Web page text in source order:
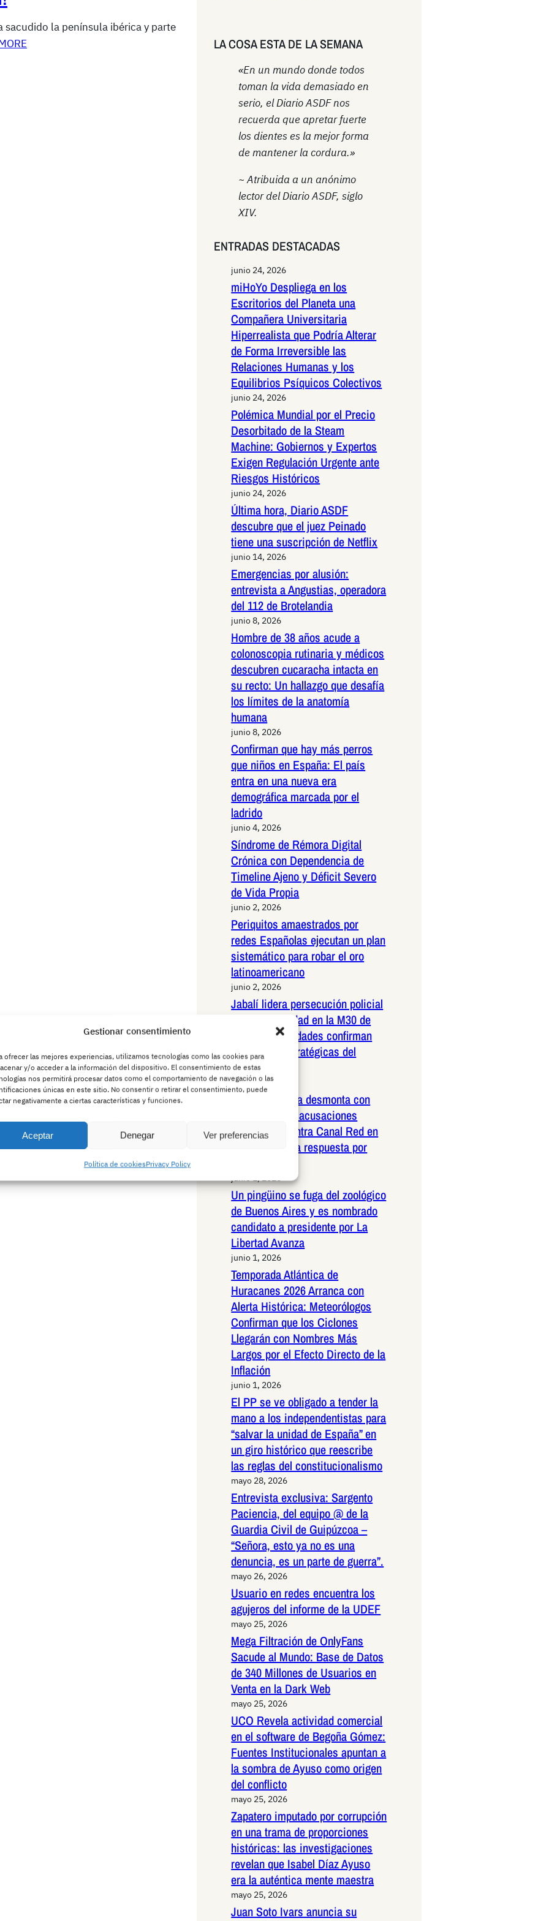
Gestionar consentimiento
ofrecer las mejores experiencias, utilizamos tecnologías como las cookies para
y/o acceder a la información del dispositivo. El consentimiento de estas
nos permitirá procesar datos como el comportamiento de navegación o las
únicas en este sitio. No consentir o retirar el consentimiento, puede
negativamente a ciertas características y funciones.
Aceptar Denegar Ver preferencias
Política de cookiesPrivacy Policy
sacudido la península ibérica y parte
LA COSA ESTA DE LA SEMANA
«En un mundo donde todos
toman la vida demasiado en
serio, el Diario ASDF nos
recuerda que apretar fuerte
los dientes es la mejor forma
de mantener la cordura.»
~ Atribuida a un anónimo
lector del Diario ASDF, siglo
XIV.
ENTRADAS DESTACADAS
junio 24, 2026
miHoYo Despliega en los
Escritorios del Planeta una
Compañera Universitaria
Hiperrealista que Podría Alterar
de Forma Irreversible las
Relaciones Humanas y los
Equilibrios Psíquicos Colectivos
junio 24, 2026
Polémica Mundial por el Precio
Desorbitado de la Steam
Machine: Gobiernos y Expertos
Exigen Regulación Urgente ante
Riesgos Históricos
junio 24, 2026
Última hora, Diario ASDF
descubre que el juez Peinado
tiene una suscripción de Netflix
junio 14, 2026
Emergencias por alusión:
entrevista a Angustias, operadora
del 112 de Brotelandia
junio 8, 2026
Hombre de 38 años acude a
colonoscopia rutinaria y médicos
descubren cucaracha intacta en
su recto: Un hallazgo que desafía
los límites de la anatomía
humana
junio 8, 2026
Confirman que hay más perros
que niños en España: El país
entra en una nueva era
demográfica marcada por el
ladrido
junio 4, 2026
Síndrome de Rémora Digital
Crónica con Dependencia de
Timeline Ajeno y Déficit Severo
de Vida Propia
junio 2, 2026
Periquitos amaestrados por
redes Españolas ejecutan un plan
sistemático para robar el oro
latinoamericano
junio 2, 2026
Jabalí lidera persecución policial
de alta velocidad en la M30 de
Madrid: Autoridades confirman
maniobras estratégicas del
animal
junio 1, 2026
Pedro Honrubia desmonta con
rotundidad las acusaciones
infundadas contra Canal Red en
una exhaustiva respuesta por
junio 1, 2026
Un pingüino se fuga del zoológico
de Buenos Aires y es nombrado
candidato a presidente por La
Libertad Avanza
junio 1, 2026
Temporada Atlántica de
Huracanes 2026 Arranca con
Alerta Histórica: Meteorólogos
Confirman que los Ciclones
Llegarán con Nombres Más
Largos por el Efecto Directo de la
Inflación
junio 1, 2026
El PP se ve obligado a tender la
mano a los independentistas para
“salvar la unidad de España” en
un giro histórico que reescribe
las reglas del constitucionalismo
mayo 28, 2026
Entrevista exclusiva: Sargento
Paciencia, del equipo @ de la
Guardia Civil de Guipúzcoa –
“Señora, esto ya no es una
denuncia, es un parte de guerra”.
mayo 26, 2026
Usuario en redes encuentra los
agujeros del informe de la UDEF
mayo 25, 2026
Mega Filtración de OnlyFans
Sacude al Mundo: Base de Datos
de 340 Millones de Usuarios en
Venta en la Dark Web
mayo 25, 2026
UCO Revela actividad comercial
en el software de Begoña Gómez:
Fuentes Institucionales apuntan a
la sombra de Ayuso como origen
del conflicto
mayo 25, 2026
Zapatero imputado por corrupción
en una trama de proporciones
históricas: las investigaciones
revelan que Isabel Díaz Ayuso
era la auténtica mente maestra
mayo 25, 2026
Juan Soto Ivars anuncia su